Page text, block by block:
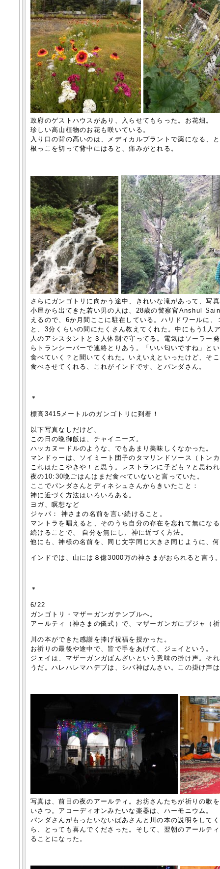
政府のゲストハウスがあり、入らせてもらった。お花畑。
珍しい高山植物のお花も咲いている。
入り口の背の高いのは、メディカルプラントで薬になる、
根っこを切って背中にはると、痛みがとれる。
さらにガンゴトリに向かう途中、きれいな滝があって、写
小屋から出てきた若い男の人は、28歳の警察官Anshul
えるので、6か月間ここに駐在している。ハリドワールに
と、3分くらいの間にたくさん教えてくれた。中にもう1人
人のアシスタントと３人体制で守ってる。電気はソーラー
らトランシーバーで連絡とりあう。「いい匂いですね」と
食べていく？と聞いてくれた。いえいえといったけど、そ
食べさせてくれる、これがインドです、とパンダさん。
＊
標高3415メートルのガンゴトリに到着！
以下写真なしだけど、
この日の晩御飯は、チャイニーズ。
ハッカヌードルのような、でもあまり美味しくなかった。
マンドゥーは、ソイミート団子のタマリンドソース（トン
これはたこやきや！と思う。レストランに子ども？と思わ
夜の10:30晩ごはんはまだ食べていないと言っていた。
ここでパンダさんとディネシュさんからきいたこと：
神に近づく方法はいろいろある。
ヨガ、瞑想など
ジャパ： 神さまの名前を言い続けること。
マントラを唱えると、そのうち自分の存在を忘れて無にな
続けることで、 自分を無にし、神に近づく方法。
他にも、神様の名前を、同じ文字同じ大きさ同じように、
インドでは、山には８億3000万の神さまがおられると言う
＊
6/22
ガンゴトリ・マザーガンガテンプルへ。
アールティ（神さまの儀式）で、マザーガンガにプジャ（
川の本ができた感謝を捧げ祝福を授かった。
お祈りの最後や途中で、皆で手をあげて、ジェイという。
ジェイは、マザーガンガばんざいという意味の掛け声。そ
うだ。ハレハレマハデブは、シバ神ばんさい。この掛け声
写真は、前日の夜のアールティ。お坊さんたちが祈りの歌
いさつ。アコーディオンみたいな楽器は、ハーモニウム。
パンダさんがもったいないばあさんと川の本の説明をして
ら、とっても喜んでくださった。そして、翌朝のアールテ
ることになった。